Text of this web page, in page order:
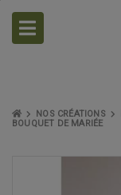
NOS CRÉATIONS
BOUQUET DE MARIÉE